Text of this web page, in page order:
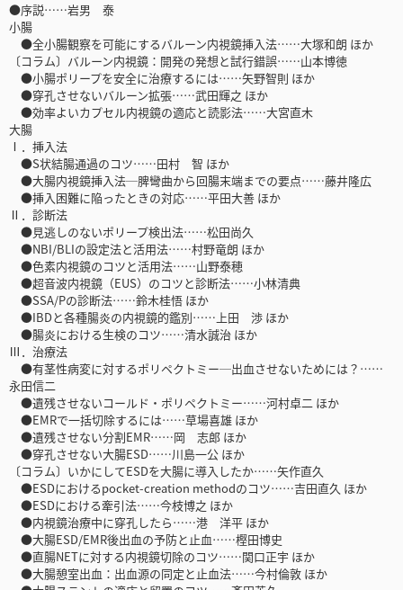
●序説……岩男 泰
小腸
●全小腸観察を可能にするバルーン内視鏡挿入法……大塚和朗 ほか
〔コラム〕バルーン内視鏡：開発の発想と試行錯誤……山本博徳
●小腸ポリープを安全に治療するには……矢野智則 ほか
●穿孔させないバルーン拡張……武田輝之 ほか
●効率よいカプセル内視鏡の適応と読影法……大宮直木
大腸
Ⅰ．挿入法
●S状結腸通過のコツ……田村 智 ほか
●大腸内視鏡挿入法─脾彎曲から回腸末端までの要点……藤井隆広
●挿入困難に陥ったときの対応……平田大善 ほか
Ⅱ．診断法
●見逃しのないポリープ検出法……松田尚久
●NBI/BLIの設定法と活用法……村野竜朗 ほか
●色素内視鏡のコツと活用法……山野泰穂
●超音波内視鏡（EUS）のコツと診断法……小林清典
●SSA/Pの診断法……鈴木桂悟 ほか
●IBDと各種腸炎の内視鏡的鑑別……上田 渉 ほか
●腸炎における生検のコツ……清水誠治 ほか
Ⅲ．治療法
●有茎性病変に対するポリペクトミー─出血させないためには？……
永田信二
●遺残させないコールド・ポリペクトミー……河村卓二 ほか
●EMRで一括切除するには……草場喜雄 ほか
●遺残させない分割EMR……岡 志郎 ほか
●穿孔させない大腸ESD……川島一公 ほか
〔コラム〕いかにしてESDを大腸に導入したか……矢作直久
●ESDにおけるpocket-creation methodのコツ……吉田直久 ほか
●ESDにおける牽引法……今枝博之 ほか
●内視鏡治療中に穿孔したら……港 洋平 ほか
●大腸ESD/EMR後出血の予防と止血……樫田博史
●直腸NETに対する内視鏡切除のコツ……関口正宇 ほか
●大腸憩室出血：出血源の同定と止血法……今村倫敦 ほか